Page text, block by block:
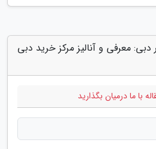
دبی: معرفی و آنالیز مرکز خرید دبی
با ما درمیان بگذارید